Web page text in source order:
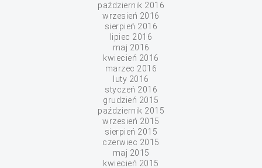
październik 2016
wrzesień 2016
sierpień 2016
lipiec 2016
maj 2016
kwiecień 2016
marzec 2016
luty 2016
styczeń 2016
grudzień 2015
październik 2015
wrzesień 2015
sierpień 2015
czerwiec 2015
maj 2015
kwiecień 2015